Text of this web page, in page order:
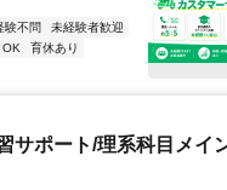
験不問
未経験者歓迎
OK
育休あり
サポート/理系科目メイ